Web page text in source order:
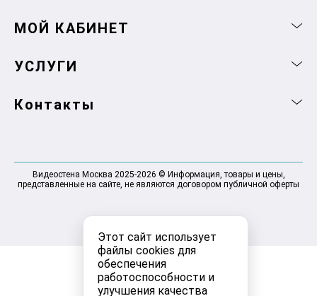
Этот сайт использует
файлы cookies для
обеспечения
работоспособности и
улучшения качества
МОЙ КАБИНЕТ
УСЛУГИ
Контакты
Видеостена Москва 2025-2026 © Информация, товары и цены,
представленные на сайте, не являются договором публичной оферты